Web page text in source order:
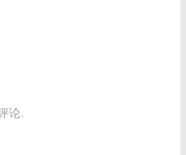
论.